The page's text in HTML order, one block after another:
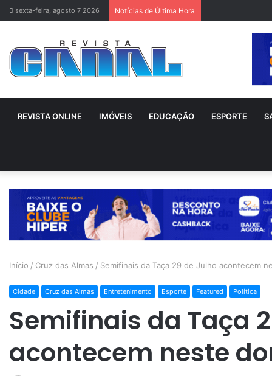
sexta-feira, agosto 7 2026 Notícias de Última Hora
REVISTA ONLINE IMÓVEIS EDUCAÇÃO ESPORTE
Início / Cruz das Almas / Semifinais da Taça 29 de Julho acontecem
Cidade Cruz das Almas Entretenimento Esporte Featured Política
Semifinais da Taça
acontecem neste